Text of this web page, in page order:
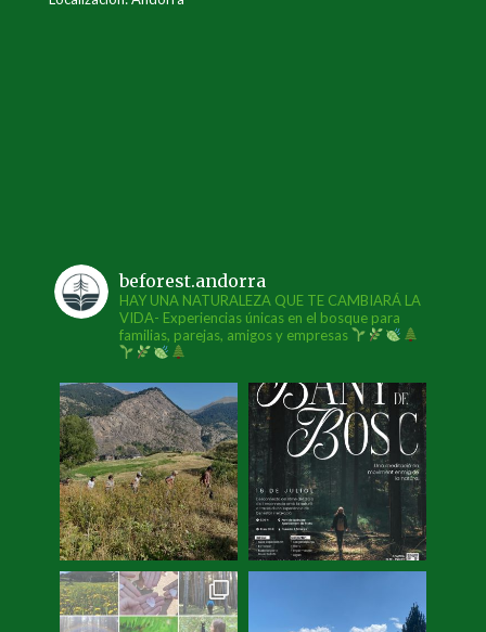
beforest.andorra
HAY UNA NATURALEZA QUE TE CAMBIARÁ LA
VIDA- Experiencias únicas en el bosque para
familias, parejas, amigos y empresas